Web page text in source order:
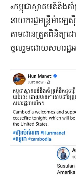
«កម្ពុជាស្វាគមន៍និ
នាយករដ្ឋមន្ត្រីម៉ា
តាមដានត្រួតពិនិត្យ
ចូលរួមដោយសហរដ្ឋអ